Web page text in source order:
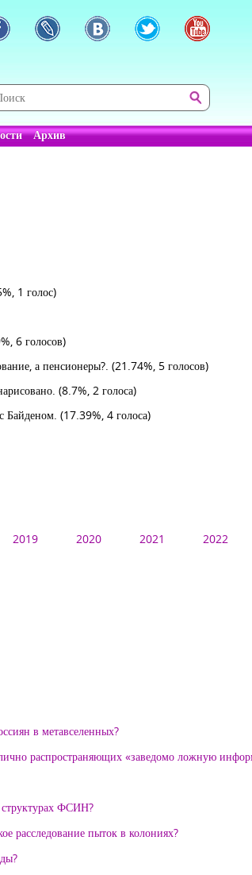
Архив
1 голос)
6 голосов)
а пенсионеры?. (21.74%, 5 голосов)
(8.7%, 2 голоса)
Байденом. (17.39%, 4 голоса)
2019 2020 2021 2022
в метавселенных?
распространяющих «заведомо ложную
структурах ФСИН?
расследование пыток в колониях?